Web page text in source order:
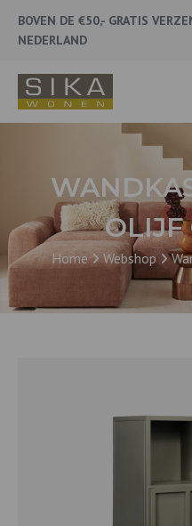
BOVEN DE €50,- GRATIS
NEDERLAND
OLIJF
Home Webshop